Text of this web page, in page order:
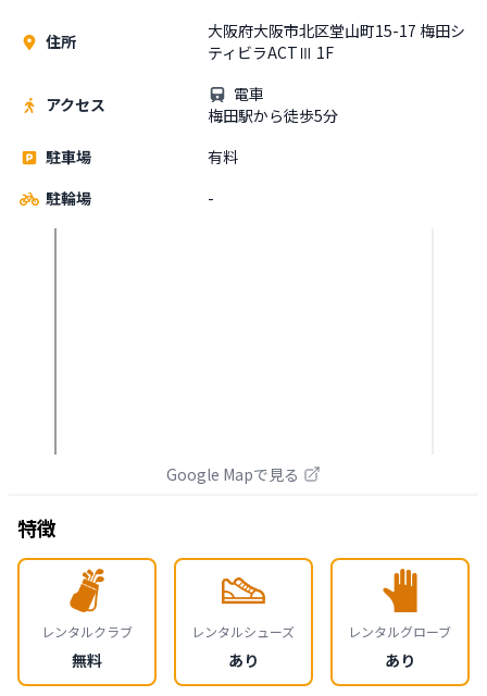
住所
大阪府大阪市北区堂山町15-17 梅田シ
ティビラACTⅢ 1F
アクセス
電車
梅田駅から徒歩5分
駐車場
有料
駐輪場
-
Google Mapで見る
特徴
レンタルクラブ
無料
レンタルシューズ
あり
レンタルグローブ
あり